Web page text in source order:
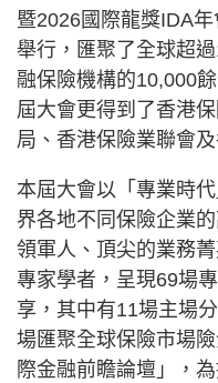
暨2026國際龍獎IDA
舉行，匯聚了全球超
融保險機構的10,000
屆大會更得到了香港
局、香港保險業聯會
本屆大會以「專業時
界各地不同保險企業
領軍人、頂尖的業務
專家學者，呈現69場
享，其中有11場主場
場匯聚全球保險市場
際金融前瞻論壇」，